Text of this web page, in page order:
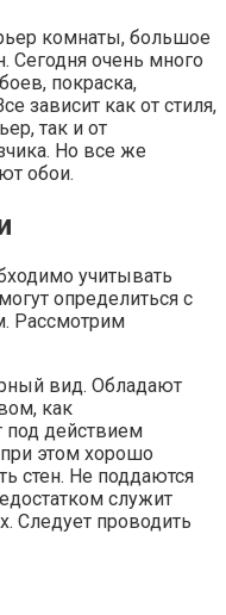
комнаты, большое
Сегодня очень много
покраска,
зависит как от стиля,
так и от
Но все же
обои.
учитывать
определиться с
Рассмотрим
вид. Обладают
как
под действием
этом хорошо
стен. Не поддаются
служит
Следует проводить